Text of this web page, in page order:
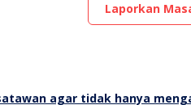
Laporkan